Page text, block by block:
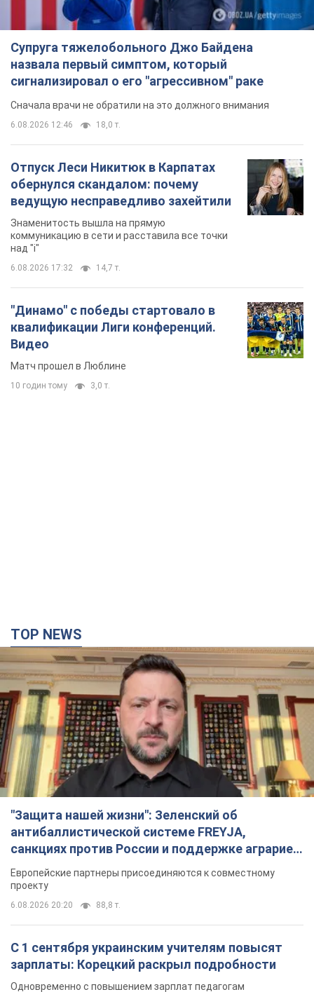
Супруга тяжелобольного Джо Байдена
назвала первый симптом, который
сигнализировал о его "агрессивном" раке
Сначала врачи не обратили на это должного внимания
6.08.2026 12:46 18,0 т.
Отпуск Леси Никитюк в Карпатах
обернулся скандалом: почему
ведущую несправедливо захейтили
Знаменитость вышла на прямую
коммуникацию в сети и расставила все точки
над "i"
6.08.2026 17:32 14,7 т.
"Динамо" с победы стартовало в
квалификации Лиги конференций.
Видео
Матч прошел в Люблине
10 годин тому 3,0 т.
TOP NEWS
"Защита нашей жизни": Зеленский об
антибаллистической системе FREYJA,
санкциях против России и поддержке аграриев.
Видео
Европейские партнеры присоединяются к совместному
проекту
6.08.2026 20:20 88,8 т.
С 1 сентября украинским учителям повысят
зарплаты: Корецкий раскрыл подробности
Одновременно с повышением зарплат педагогам